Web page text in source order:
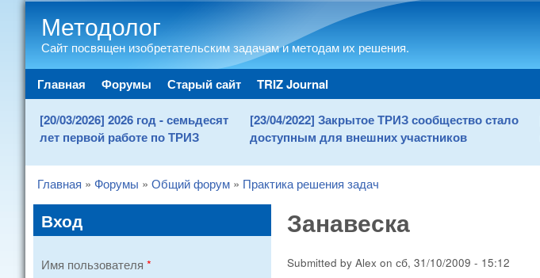
Методолог
Сайт посвящен изобретательским задачам и методам их решения.
Main menu
Главная Форумы Старый сайт TRIZ Journal
[20/03/2026] 2026 год - семьдесят
лет первой работе по ТРИЗ
[23/04/2022] Закрытое ТРИЗ сообщество стало
доступным для внешних участников
You are here
Главная » Форумы » Общий форум » Практика решения задач
Занавеска
Submitted by Alex on сб, 31/10/2009 - 15:12
Вход
Имя пользователя *